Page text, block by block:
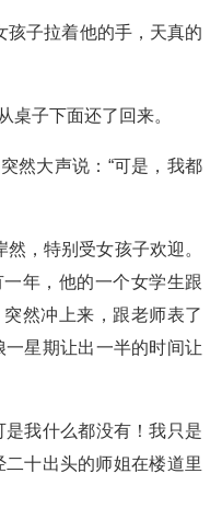
子拉着他的手，天真的
子下面还了回来。
大声说：“可是，我都
，特别受女孩子欢迎。
年，他的一个女学生跟
然冲上来，跟老师表了
一星期让出一半的时间让
我什么都没有！我只是
十出头的师姐在楼道里